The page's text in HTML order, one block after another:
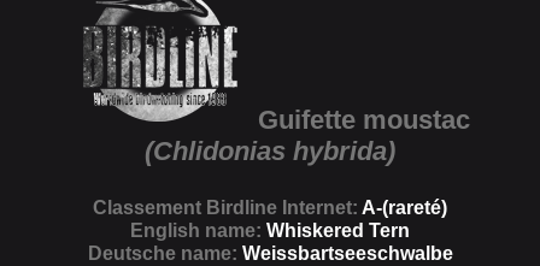
Guifette moustac
(Chlidonias hybrida)
Classement Birdline Internet: A-(rareté)
English name: Whiskered Tern
Deutsche name: Weissbartseeschwalbe